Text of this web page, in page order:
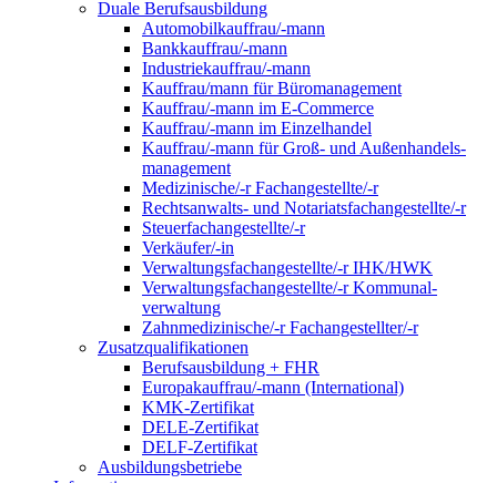
Duale Berufsausbildung
Automobilkauffrau/-mann
Bankkauffrau/-mann
Industriekauffrau/-mann
Kauffrau/mann für Büromanagement
Kauffrau/-mann im E-Commerce
Kauffrau/-mann im Einzelhandel
Kauffrau/-mann für Groß- und Außen­handels­
manage­ment
Medizinische/-r Fachangestellte/-r
Rechtsanwalts- und Notariatsfachangestellte/-r
Steuerfachangestellte/-r
Verkäufer/-in
Verwaltungs­fach­angestellte/-r IHK/HWK
Verwaltungsfach­angestellte/-r Kommunal­
verwaltung
Zahnmedizinische/-r Fachangestellter/-r
Zusatzqualifikationen
Berufsausbildung + FHR
Europakauffrau/-mann (International)
KMK-Zertifikat
DELE-Zertifikat
DELF-Zertifikat
Ausbildungsbetriebe